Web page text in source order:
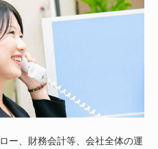
ー、財務会計等、会社全体の運